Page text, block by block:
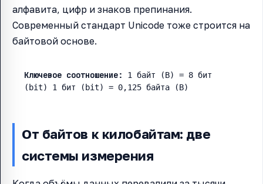
алфавита, цифр и знаков препинания.
Современный стандарт Unicode тоже строится на
байтовой основе.
Ключевое соотношение:
1 байт (B) = 8 бит
(bit)
1 бит (bit) = 0,125 байта (B)
От байтов к килобайтам: две
системы измерения